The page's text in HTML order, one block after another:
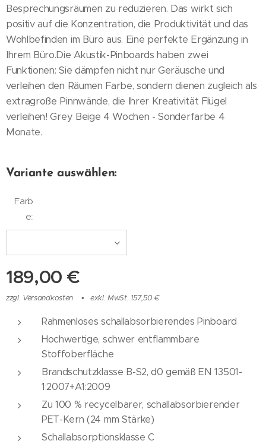
Besprechungsräumen zu reduzieren. Das wirkt sich
positiv auf die Konzentration, die Produktivität und das
Wohlbefinden im Büro aus. Eine perfekte Ergänzung in
Ihrem Büro.Die Akustik-Pinboards haben zwei
Funktionen: Sie dämpfen nicht nur Geräusche und
verleihen den Räumen Farbe, sondern dienen zugleich als
extragroße Pinnwände, die Ihrer Kreativität Flügel
verleihen! Grey Beige 4 Wochen - Sonderfarbe 4
Monate.
Variante auswählen:
Farb
e:
189,00 €
zzgl. Versandkosten exkl. MwSt. 157,50 €
Rahmenloses schallabsorbierendes Pinboard
Hochwertige, schwer entflammbare
Stoffoberfläche
Brandschutzklasse B-S2, d0 gemäß EN 13501-
1:2007+A1:2009
Zu 100 % recycelbarer, schallabsorbierender
PET-Kern (24 mm Stärke)
Schallabsorptionsklasse C